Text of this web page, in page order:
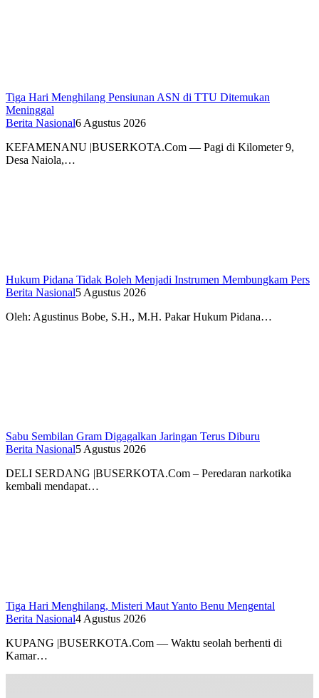
Tiga Hari Menghilang Pensiunan ASN di TTU Ditemukan
Meninggal
Berita Nasional6 Agustus 2026
KEFAMENANU |BUSERKOTA.Com — Pagi di Kilometer 9,
Desa Naiola,…
Hukum Pidana Tidak Boleh Menjadi Instrumen Membungkam Pers
Berita Nasional5 Agustus 2026
Oleh: Agustinus Bobe, S.H., M.H. Pakar Hukum Pidana…
Sabu Sembilan Gram Digagalkan Jaringan Terus Diburu
Berita Nasional5 Agustus 2026
DELI SERDANG |BUSERKOTA.Com – Peredaran narkotika
kembali mendapat…
Tiga Hari Menghilang, Misteri Maut Yanto Benu Mengental
Berita Nasional4 Agustus 2026
KUPANG |BUSERKOTA.Com — Waktu seolah berhenti di
Kamar…